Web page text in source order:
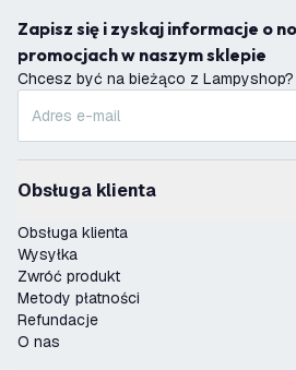
Zapisz się i zyskaj informacje o nowościach i
promocjach w naszym sklepie
Chcesz być na bieżąco z Lampyshop?
Obsługa klienta
Obsługa klienta
Wysyłka
Zwróć produkt
Metody płatności
Refundacje
O nas